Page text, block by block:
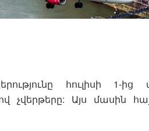
հուլիսի 1-
չվերթերը: Այս մասին